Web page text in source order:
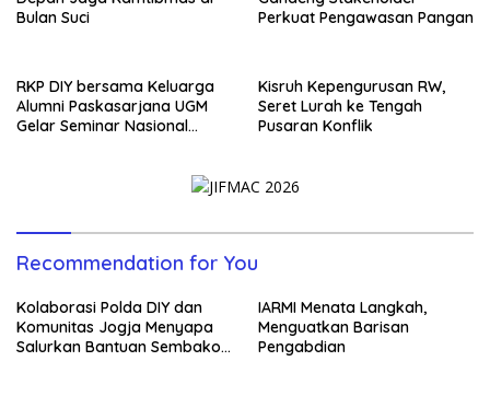
Bulan Suci
Perkuat Pengawasan Pangan
RKP DIY bersama Keluarga
Alumni Paskasarjana UGM
Gelar Seminar Nasional
Kisruh Kepengurusan RW,
Seret Lurah ke Tengah
Pusaran Konflik
Recommendation for You
Kolaborasi Polda DIY dan
Komunitas Jogja Menyapa
Salurkan Bantuan Sembako,
IARMI Menata Langkah,
Menguatkan Barisan
Pengabdian